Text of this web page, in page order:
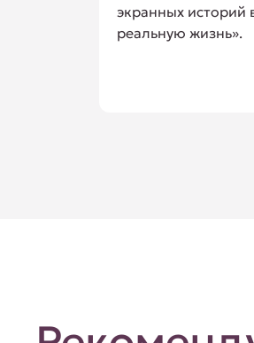
экранных историй
реальную жизнь».